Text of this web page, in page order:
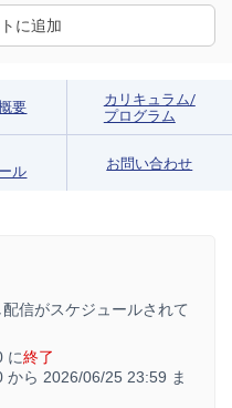
に追加
要
カリキュラム/
プログラム
ル
お問い合わせ
信がスケジュールされて
に終了
から 2026/06/25 23:59 ま